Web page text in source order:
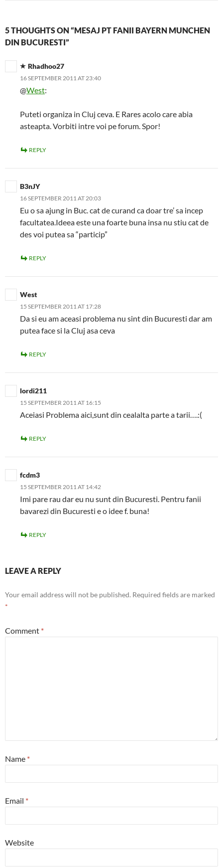
5 THOUGHTS ON “MESAJ PT FANII BAYERN MUNCHEN
DIN BUCURESTI”
Rhadhoo27
16 SEPTEMBER 2011 AT 23:40
@West:
Puteti organiza in Cluj ceva. E Rares acolo care abia
asteapta. Vorbiti intre voi pe forum. Spor!
REPLY
B3nJY
16 SEPTEMBER 2011 AT 20:03
Eu o sa ajung in Buc. cat de curand ca doar tre’ sa incep
facultatea.Ideea este una foarte buna insa nu stiu cat de
des voi putea sa “particip”
REPLY
West
15 SEPTEMBER 2011 AT 17:28
Da si eu am aceasi problema nu sint din Bucuresti dar am
putea face si la Cluj asa ceva
REPLY
lordi211
15 SEPTEMBER 2011 AT 16:15
Aceiasi Problema aici,sunt din cealalta parte a tarii….:(
REPLY
fcdm3
15 SEPTEMBER 2011 AT 14:42
Imi pare rau dar eu nu sunt din Bucuresti. Pentru fanii
bavarezi din Bucuresti e o idee f. buna!
REPLY
LEAVE A REPLY
Your email address will not be published. Required fields are marked
*
Comment *
Name *
Email *
Website